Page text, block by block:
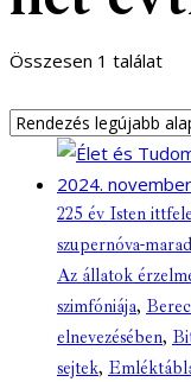
Összesen 1 találat
225 év Isten
szupernóva-
Az állatok
szimfóniája,
elnevezésében,
sejtek,